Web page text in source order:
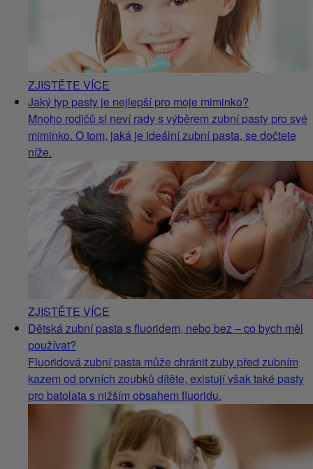
ZJISTĚTE VÍCE
Jaký typ pasty je nejlepší pro moje miminko?
Mnoho rodičů si neví rady s výběrem zubní pasty pro své
miminko. O tom, jaká je ideální zubní pasta, se dočtete
níže.
ZJISTĚTE VÍCE
Dětská zubní pasta s fluoridem, nebo bez – co bych měl
používat?
Fluoridová zubní pasta může chránit zuby před zubním
kazem od prvních zoubků dítěte, existují však také pasty
pro batolata s nižším obsahem fluoridu.